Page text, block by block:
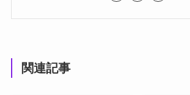
関連記事